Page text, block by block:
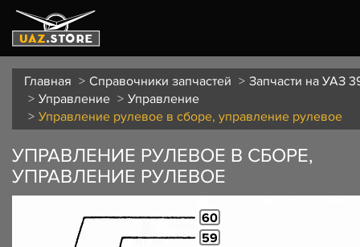
Главная Справочники запчастей
Запчасти на УАЗ
Управление
Управление
Управление рулевое в сборе, управление рулевое
УПРАВЛЕНИЕ РУЛЕВОЕ В СБОРЕ,
УПРАВЛЕНИЕ РУЛЕВОЕ
59
60